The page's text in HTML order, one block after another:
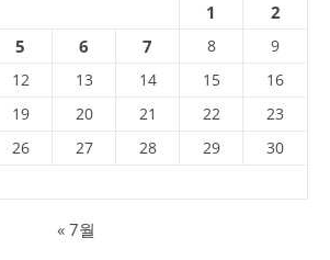
1 2
5 6 7 8
9
12 13 14 15
16
19 20 21 22
23
26 27 28 29
30
« 7월